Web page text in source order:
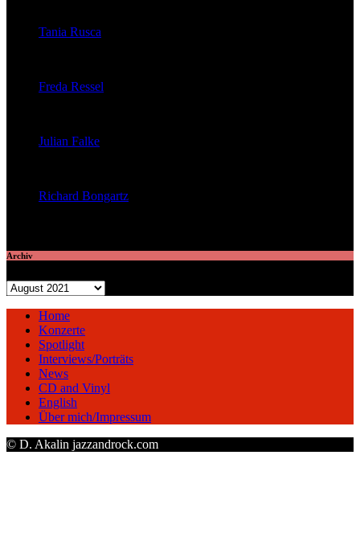
Tania Rusca
Freda Ressel
Julian Falke
Richard Bongartz
Archiv
Archiv
Home
Konzerte
Spotlight
Interviews/Porträts
News
CD and Vinyl
English
Über mich/Impressum
© D. Akalin jazzandrock.com